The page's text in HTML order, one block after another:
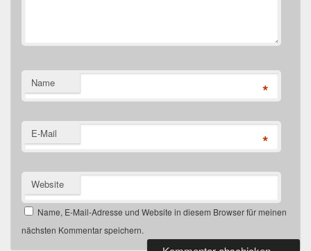
Name *
E-Mail *
Website
Name, E-Mail-Adresse und Website in diesem Browser für meinen
nächsten Kommentar speichern.